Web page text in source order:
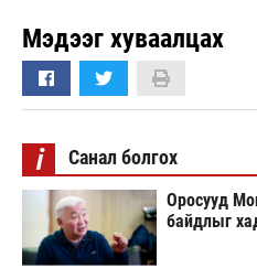
Мэдээг хуваалцах
i Санал болгох
Оросууд
байдлыг